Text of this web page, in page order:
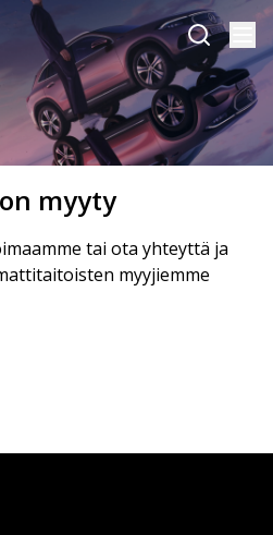
myyty
tai ota yhteyttä ja
myyjiemme